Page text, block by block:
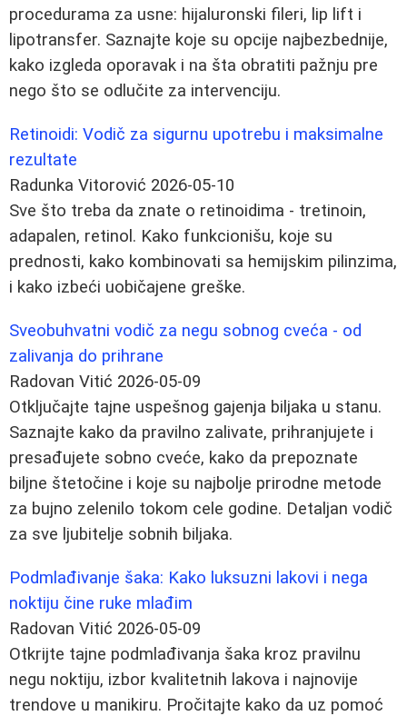
procedurama za usne: hijaluronski fileri, lip lift i
lipotransfer. Saznajte koje su opcije najbezbednije,
kako izgleda oporavak i na šta obratiti pažnju pre
nego što se odlučite za intervenciju.
Retinoidi: Vodič za sigurnu upotrebu i maksimalne
rezultate
Radunka Vitorović 2026-05-10
Sve što treba da znate o retinoidima - tretinoin,
adapalen, retinol. Kako funkcionišu, koje su
prednosti, kako kombinovati sa hemijskim pilinzima,
i kako izbeći uobičajene greške.
Sveobuhvatni vodič za negu sobnog cveća - od
zalivanja do prihrane
Radovan Vitić 2026-05-09
Otključajte tajne uspešnog gajenja biljaka u stanu.
Saznajte kako da pravilno zalivate, prihranjujete i
presađujete sobno cveće, kako da prepoznate
biljne štetočine i koje su najbolje prirodne metode
za bujno zelenilo tokom cele godine. Detaljan vodič
za sve ljubitelje sobnih biljaka.
Podmlađivanje šaka: Kako luksuzni lakovi i nega
noktiju čine ruke mlađim
Radovan Vitić 2026-05-09
Otkrijte tajne podmlađivanja šaka kroz pravilnu
negu noktiju, izbor kvalitetnih lakova i najnovije
trendove u manikiru. Pročitajte kako da uz pomoć